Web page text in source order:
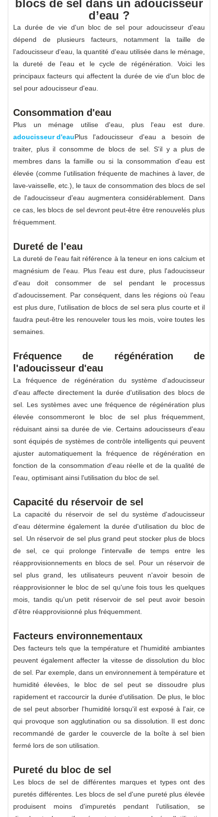
blocs de sel dans un adoucisseur
d’eau ?
La durée de vie d'un bloc de sel pour adoucisseur d'eau
dépend de plusieurs facteurs, notamment la taille de
l'adoucisseur d'eau, la quantité d'eau utilisée dans le ménage,
la dureté de l'eau et le cycle de régénération. Voici les
principaux facteurs qui affectent la durée de vie d'un bloc de
sel pour adoucisseur d'eau.
Consommation d'eau
Plus un ménage utilise d'eau, plus l'eau est dure.
adoucisseur d'eauPlus l'adoucisseur d'eau a besoin de
traiter, plus il consomme de blocs de sel. S'il y a plus de
membres dans la famille ou si la consommation d'eau est
élevée (comme l'utilisation fréquente de machines à laver, de
lave-vaisselle, etc.), le taux de consommation des blocs de sel
de l'adoucisseur d'eau augmentera considérablement. Dans
ce cas, les blocs de sel devront peut-être être renouvelés plus
fréquemment.
Dureté de l'eau
La dureté de l'eau fait référence à la teneur en ions calcium et
magnésium de l'eau. Plus l'eau est dure, plus l'adoucisseur
d'eau doit consommer de sel pendant le processus
d'adoucissement. Par conséquent, dans les régions où l'eau
est plus dure, l'utilisation de blocs de sel sera plus courte et il
faudra peut-être les renouveler tous les mois, voire toutes les
semaines.
Fréquence de régénération de
l'adoucisseur d'eau
La fréquence de régénération du système d'adoucisseur
d'eau affecte directement la durée d'utilisation des blocs de
sel. Les systèmes avec une fréquence de régénération plus
élevée consommeront le bloc de sel plus fréquemment,
réduisant ainsi sa durée de vie. Certains adoucisseurs d'eau
sont équipés de systèmes de contrôle intelligents qui peuvent
ajuster automatiquement la fréquence de régénération en
fonction de la consommation d'eau réelle et de la qualité de
l'eau, optimisant ainsi l'utilisation du bloc de sel.
Capacité du réservoir de sel
La capacité du réservoir de sel du système d'adoucisseur
d'eau détermine également la durée d'utilisation du bloc de
sel. Un réservoir de sel plus grand peut stocker plus de blocs
de sel, ce qui prolonge l'intervalle de temps entre les
réapprovisionnements en blocs de sel. Pour un réservoir de
sel plus grand, les utilisateurs peuvent n'avoir besoin de
réapprovisionner le bloc de sel qu'une fois tous les quelques
mois, tandis qu'un petit réservoir de sel peut avoir besoin
d'être réapprovisionné plus fréquemment.
Facteurs environnementaux
Des facteurs tels que la température et l'humidité ambiantes
peuvent également affecter la vitesse de dissolution du bloc
de sel. Par exemple, dans un environnement à température et
humidité élevées, le bloc de sel peut se dissoudre plus
rapidement et raccourcir la durée d'utilisation. De plus, le bloc
de sel peut absorber l'humidité lorsqu'il est exposé à l'air, ce
qui provoque son agglutination ou sa dissolution. Il est donc
recommandé de garder le couvercle de la boîte à sel bien
fermé lors de son utilisation.
Pureté du bloc de sel
Les blocs de sel de différentes marques et types ont des
puretés différentes. Les blocs de sel d'une pureté plus élevée
produisent moins d'impuretés pendant l'utilisation, se